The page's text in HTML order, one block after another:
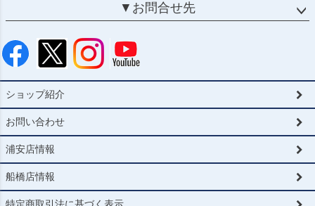
▼お問合せ先
ショップ紹介
お問い合わせ
浦安店情報
船橋店情報